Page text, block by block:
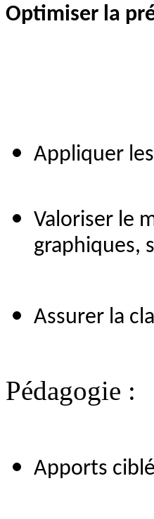
Optimiser la
Appliquer
Valoriser le
graphiques,
Assurer la
Pédagogie :
Apports